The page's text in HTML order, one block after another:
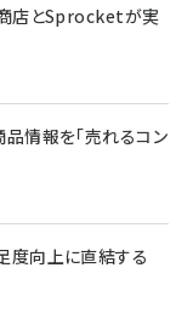
店とSprocketが実
情報を「売れるコン
度向上に直結する